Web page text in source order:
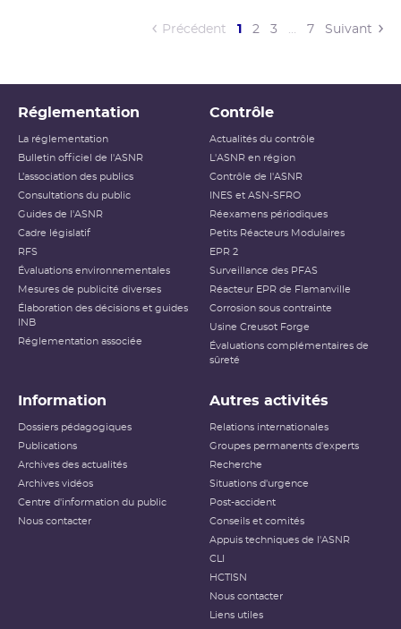
Précédent 1 (current)
2 3 … 7 Suivant
Réglementation
La réglementation
Bulletin officiel de l'ASNR
L’association des publics
Consultations du public
Guides de l'ASNR
Cadre législatif
RFS
Évaluations environnementales
Mesures de publicité diverses
Élaboration des décisions et guides
INB
Réglementation associée
Contrôle
Actualités du contrôle
L'ASNR en région
Contrôle de l'ASNR
INES et ASN-SFRO
Réexamens périodiques
Petits Réacteurs Modulaires
EPR 2
Surveillance des PFAS
Réacteur EPR de Flamanville
Corrosion sous contrainte
Usine Creusot Forge
Évaluations complémentaires de
sûreté
Information
Dossiers pédagogiques
Publications
Archives des actualités
Archives vidéos
Centre d'information du public
Nous contacter
Autres activités
Relations internationales
Groupes permanents d'experts
Recherche
Situations d'urgence
Post-accident
Conseils et comités
Appuis techniques de l'ASNR
CLI
HCTISN
Nous contacter
Liens utiles